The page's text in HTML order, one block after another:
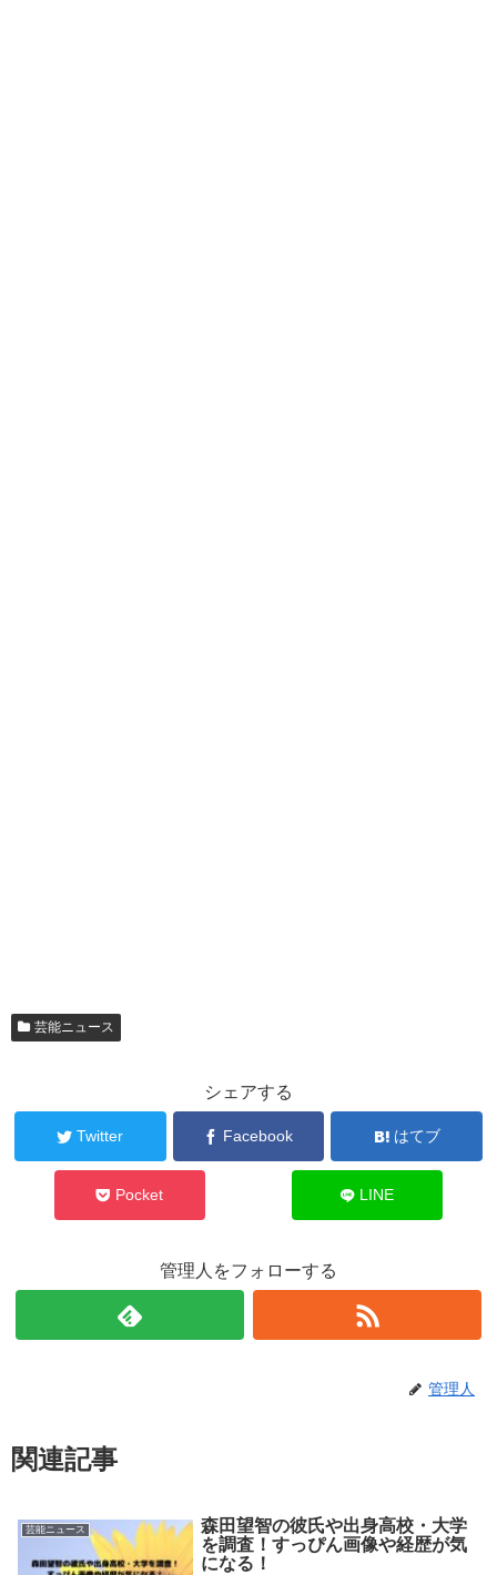
芸能ニュース
シェアする
Twitter Facebook はてブ
Pocket LINE
管理人をフォローする
管理人
関連記事
芸能ニュース
森田望智の彼氏や出身高校・大学
を調査！すっぴん画像や経歴が気
になる！